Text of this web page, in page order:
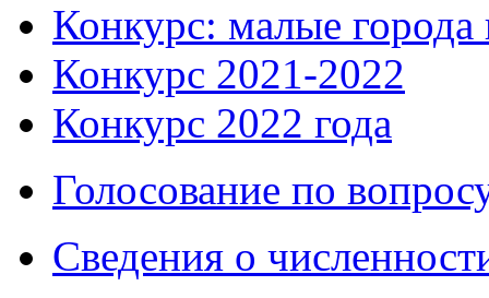
Конкурс: малые города
Конкурс 2021-2022
Конкурс 2022 года
Голосование по
Сведения о